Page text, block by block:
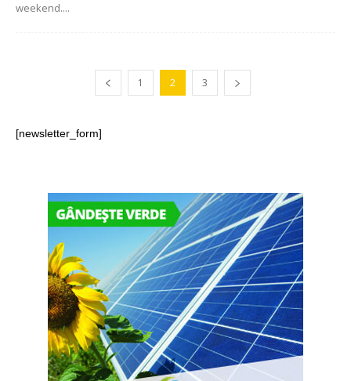
weekend....
1 2 3
[newsletter_form]